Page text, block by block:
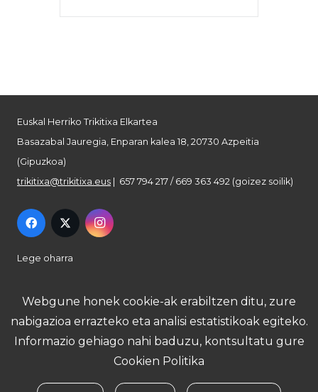
Euskal Herriko Trikitixa Elkartea
Basazabal Jauregia, Enparan kalea 18, 20730 Azpeitia
(Gipuzkoa)
trikitixa@trikitixa.eus | 657 794 217 / 669 363 492 (goizez soilik)
Lege oharra
Pribatutasun politika
Webgune honek cookie-ak erabiltzen ditu, zure
nabigazioa errazteko eta analisi estatistikoak egiteko.
Informazio gehiago nahi baduzu, kontsultatu gure
Cookien Politika